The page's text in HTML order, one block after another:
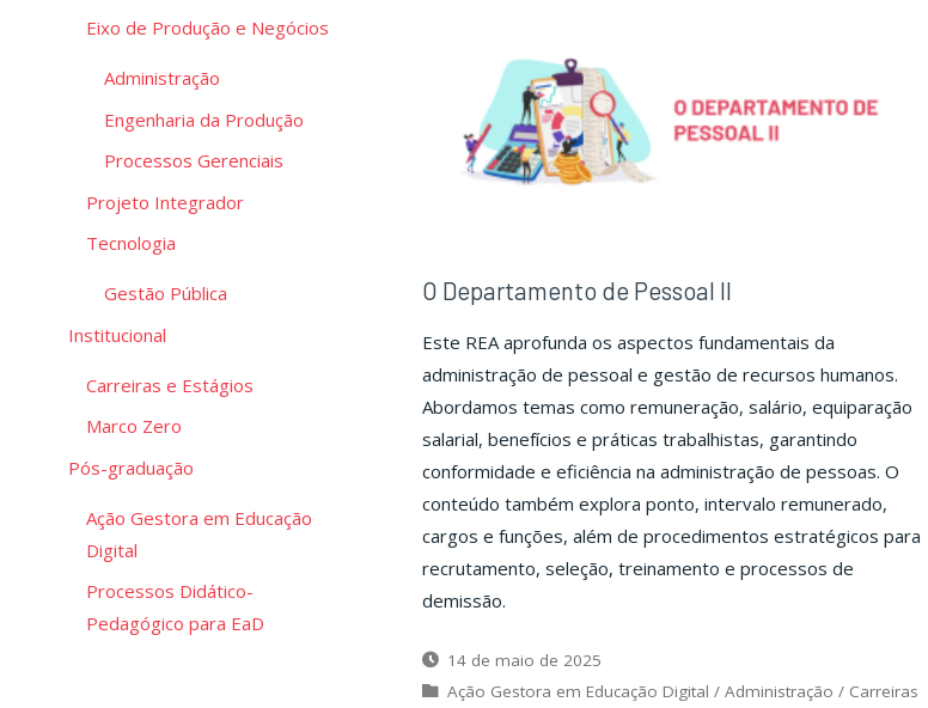
O Departamento de Pessoal II
Este REA aprofunda os aspectos fundamentais da
administração de pessoal e gestão de recursos humanos.
Abordamos temas como remuneração, salário, equiparação
salarial, benefícios e práticas trabalhistas, garantindo
conformidade e eficiência na administração de pessoas. O
conteúdo também explora ponto, intervalo remunerado,
cargos e funções, além de procedimentos estratégicos para
recrutamento, seleção, treinamento e processos de
demissão.
14 de maio de 2025
Ação Gestora em Educação Digital /Administração / Carreiras
Eixo de Produção e Negócios
Administração
Engenharia da Produção
Processos Gerenciais
Projeto Integrador
Tecnologia
Gestão Pública
Institucional
Carreiras e Estágios
Marco Zero
Pós-graduação
Ação Gestora em Educação
Digital
Processos Didático-
Pedagógico para EaD